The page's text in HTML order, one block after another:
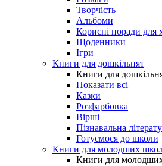
Творчість
Альбоми
Корисні поради для
Щоденники
Ігри
Книги для дошкільнят
Книги для
Показати всі
Казки
Розфарбовка
Вірші
Пізнавальна
Готуємося до школи
Книги для молодших
Книги для